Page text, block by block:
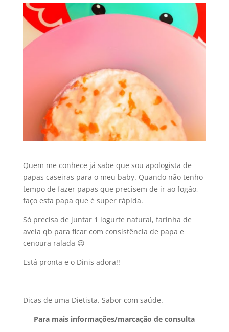
Quem me conhece já sabe que sou apologista de
papas caseiras para o meu baby. Quando não tenho
tempo de fazer papas que precisem de ir ao fogão,
faço esta papa que é super rápida.
Só precisa de juntar 1 iogurte natural, farinha de
aveia qb para ficar com consistência de papa e
cenoura ralada 😉
Está pronta e o Dinis adora!!
Dicas de uma Dietista. Sabor com saúde.
Para mais informações/marcação de consulta